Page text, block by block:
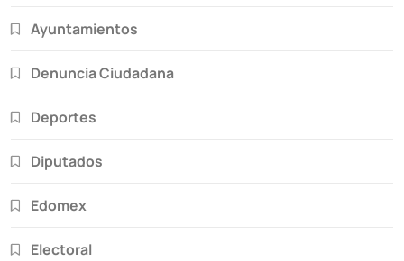
Ayuntamientos
Denuncia Ciudadana
Deportes
Diputados
Edomex
Electoral